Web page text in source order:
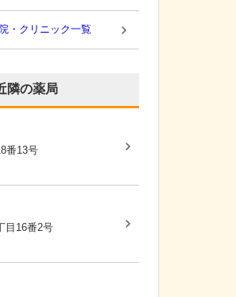
・クリニック一覧
隣の薬局
番13号
目16番2号